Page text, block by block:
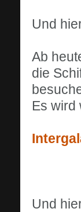
Und
Ab
die
Es wird
Und